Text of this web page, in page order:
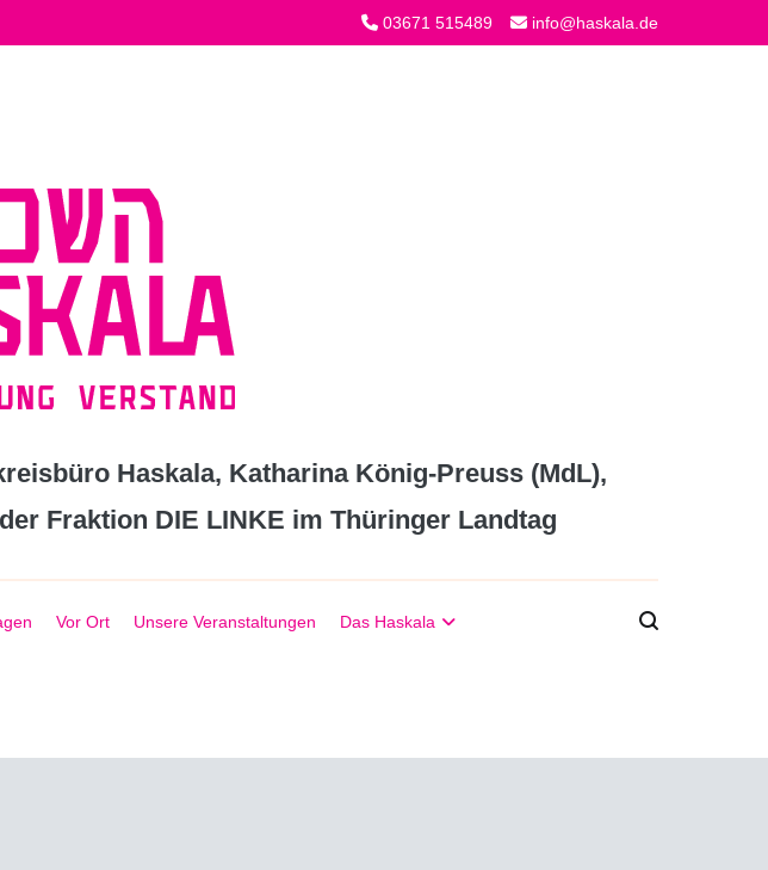
03671 515489 info@haskala.de
Haskala, Katharina König-Preuss (MdL),
Fraktion DIE LINKE im Thüringer Landtag
Vor Ort Unsere Veranstaltungen Das Haskala